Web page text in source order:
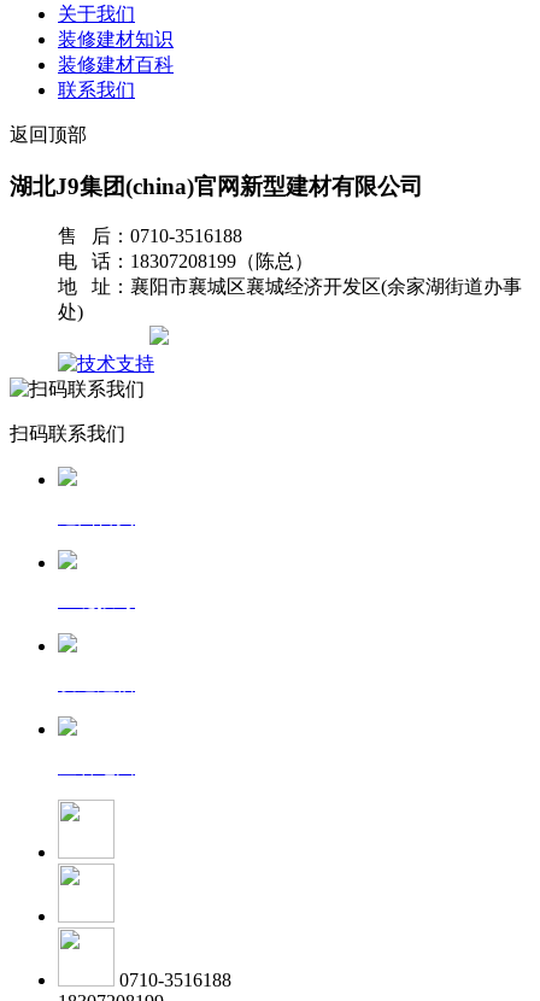
关于我们
装修建材知识
装修建材百科
联系我们
返回顶部
湖北J9集团(china)官网新型建材有限公司
售 后：0710-3516188
电 话：18307208199（陈总）
地 址：襄阳市襄城区襄城经济开发区(余家湖街道办事
处)
扫码联系我们
0710-3516188